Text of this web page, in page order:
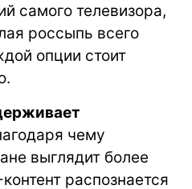
самого телевизора,
россыпь всего
опции стоит
чему
выглядит более
распознается